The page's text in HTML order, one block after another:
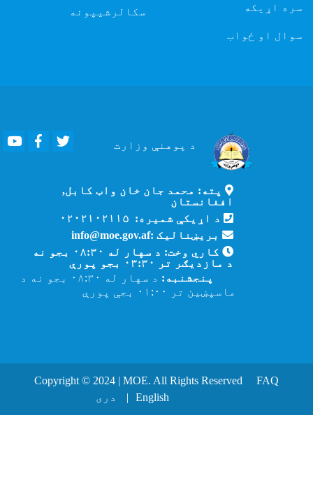
سره اړیکه
سوال او ځواب
سکالرشیپونه
د پوهنې وزارت
YoutubeFacebook
پته: محمد جان خان واټ کابل,
افغانستان
د اړیکې شمیره: ۰۲۰۲۱۰۲۱۱۵
بریښنالیک :info@moe.gov.af
کاري وخت: د سهار له ۰۸:۳۰ بجو نه
د مازدیګر تر ۰۳:۳۰ بجو پورې
پنجشنبه:
د سهار له ۰۸:۳۰ بجو نه د
ماسپښین تر ۰۱:۰۰ بجې پورې
Copyright © 2024 | MOE. All Rights ReservedFAQ
English
دری